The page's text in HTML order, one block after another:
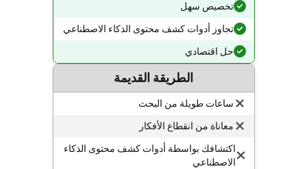
تخصيص سهل
تجاوز أدوات كشف محتوى الذكاء الاصطناعي
حل اقتصادي
الطريقة القديمة
ساعات طويلة من البحث
معاناة من انقطاع الأفكار
اكتشافك بواسطة أدوات كشف محتوى الذكاء
الاصطناعي